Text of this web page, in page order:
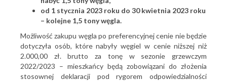
od 1 stycznia 2023 roku do 30 kwietnia 2023 roku
– kolejne 1,5 tony węgla.
Możliwość zakupu węgla po preferencyjnej cenie nie będzie
dotyczyła osób, które nabyły węgiel w cenie niższej niż
2.000,00 zł. brutto za tonę w sezonie grzewczym
2022/2023 – mieszkańcy będą zobowiązani do złożenia
stosownej deklaracji pod rygorem odpowiedzialności